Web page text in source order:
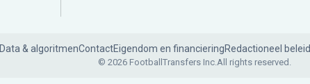
Data & algoritmenContactEigendom en financieringRedactioneel beleid
© 2026 FootballTransfers Inc.All rights reserved.